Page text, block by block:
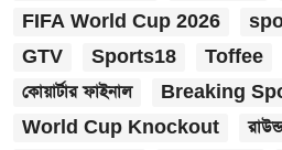
FIFA World Cup 2026
GTV
Sports18 Toffee
কোয়ার্টার ফাইনাল
Breaking
World Cup Knockout